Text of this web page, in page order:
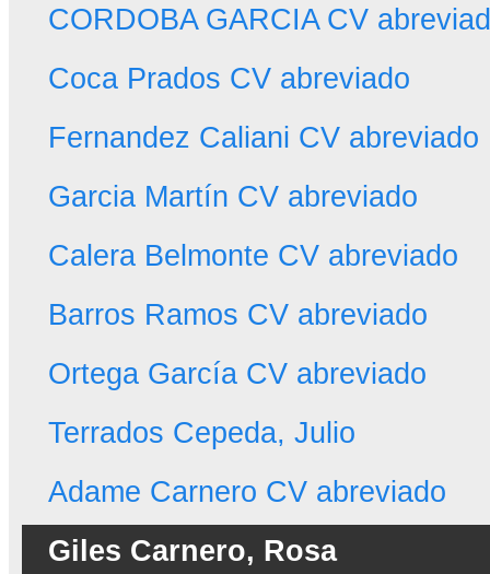
CORDOBA GARCIA CV
Coca Prados CV abreviado
Fernandez Caliani CV abreviado
Garcia Martín CV abreviado
Calera Belmonte CV abreviado
Barros Ramos CV abreviado
Ortega García CV abreviado
Terrados Cepeda, Julio
Adame Carnero CV abreviado
Giles Carnero, Rosa